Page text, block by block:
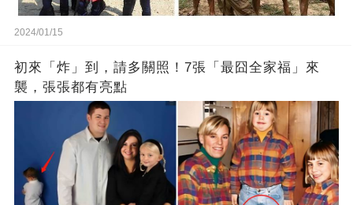
2024/01/15
初來「炸」到，請多關照！7張「最囧全家福」來
襲，張張都有亮點